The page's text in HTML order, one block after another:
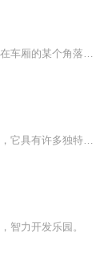
智力开发乐园。